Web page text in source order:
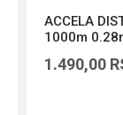
ACCELA
1000m
1.490,00